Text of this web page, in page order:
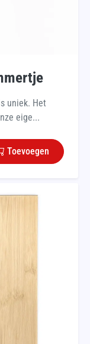
uniek. Het
eige...
Toevoegen